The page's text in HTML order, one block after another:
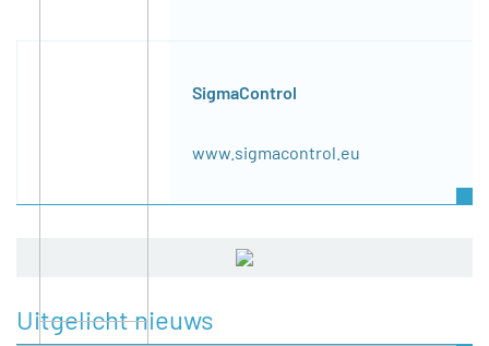
SigmaControl
www.sigmacontrol.eu
Uitgelicht nieuws